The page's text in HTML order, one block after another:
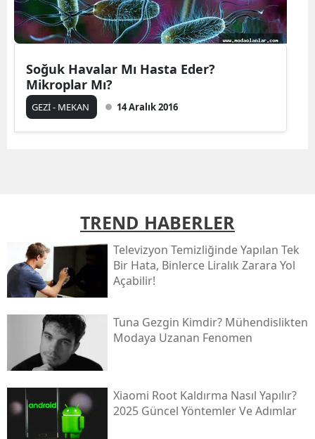
Soğuk Havalar Mı Hasta Eder?
Mikroplar Mı?
GEZİ - MEKAN 14 Aralık 2016
TREND HABERLER
Televizyon Temizliğinde Yapılan Tek
Bir Hata, Binlerce Liralık Zarara Yol
Açabilir!
Tuna Gezgin Kimdir? Mühendislikten
Modaya Uzanan Fenomen
Xiaomi Root Kaldırma Nasıl Yapılır?
2025 Güncel Yöntemler Ve Adımlar